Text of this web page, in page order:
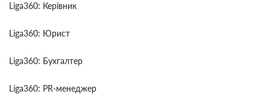
Liga360: Керівник
Liga360: Юрист
Liga360: Бухгалтер
Liga360: PR-менеджер